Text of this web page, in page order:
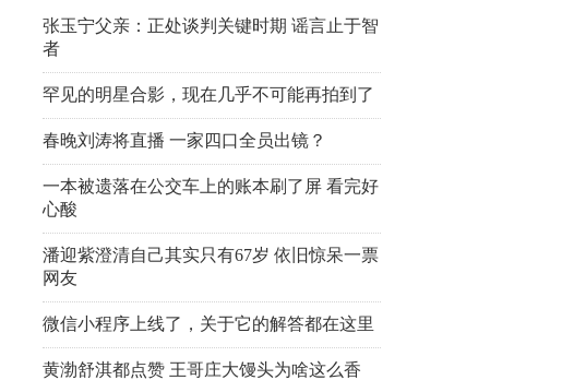
张玉宁父亲：正处谈判关键时期 谣言止于智
者
罕见的明星合影，现在几乎不可能再拍到了
春晚刘涛将直播 一家四口全员出镜？
一本被遗落在公交车上的账本刷了屏 看完好
心酸
潘迎紫澄清自己其实只有67岁 依旧惊呆一票
网友
微信小程序上线了，关于它的解答都在这里
黄渤舒淇都点赞 王哥庄大馒头为啥这么香